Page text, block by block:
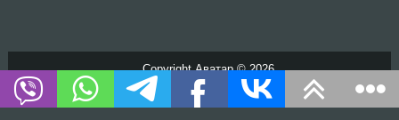
Copyright Аватар © 2026
Хостинг от
uCoz